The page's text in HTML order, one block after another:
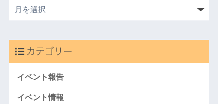
カテゴリー
イベント報告
イベント情報